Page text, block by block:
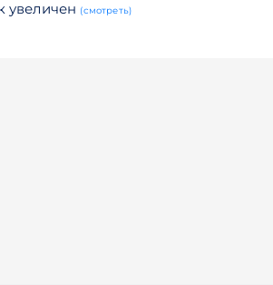
увеличен (смотреть)